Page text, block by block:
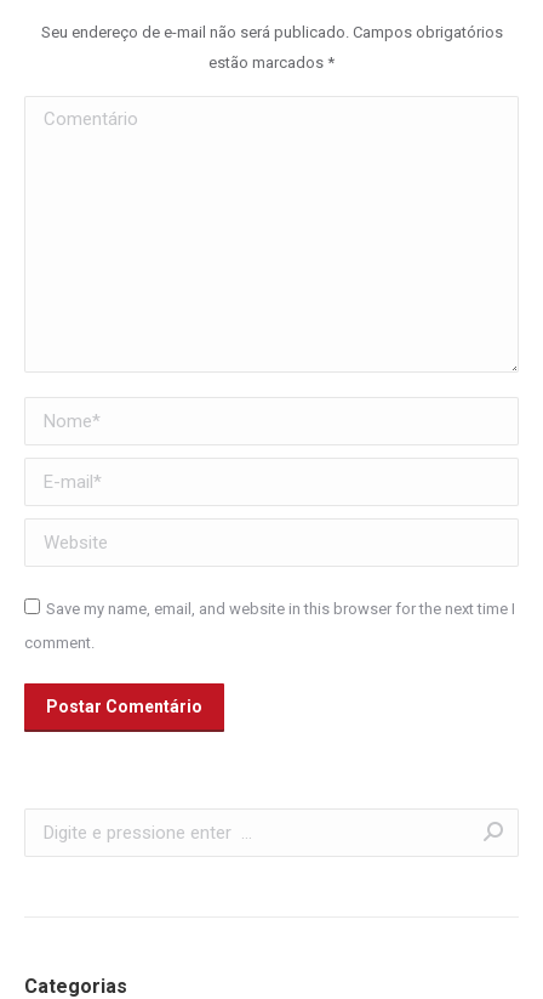
Seu endereço de e-mail não será publicado. Campos obrigatórios
estão marcados *
Comentário
Nome *
E-mail *
Website
Save my name, email, and website in this browser for the next time I
comment.
Postar Comentário
Search:
Categorias